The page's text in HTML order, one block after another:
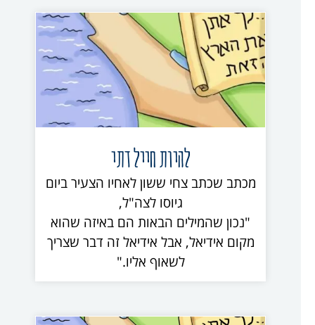
להיות חייל דתי
מכתב שכתב צחי ששון לאחיו הצעיר ביום
גיוסו לצה"ל,
"נכון שהמילים הבאות הם באיזה שהוא
מקום אידיאל, אבל אידיאל זה דבר שצריך
לשאוף אליו."